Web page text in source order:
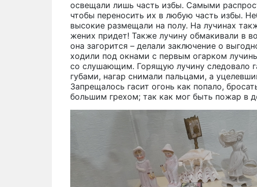
освещали лишь часть избы. Самыми
чтобы переносить их в любую часть избы.
высокие размещали на полу. На лучинах
жених придет! Также лучину обмакивали в
она загорится – делали заключение о
ходили под окнами с первым огарком
со слушающим. Горящую лучину следовало
губами, нагар снимали пальцами, а
Запрещалось гасит огонь как попало,
большим грехом; так как мог быть пожар в